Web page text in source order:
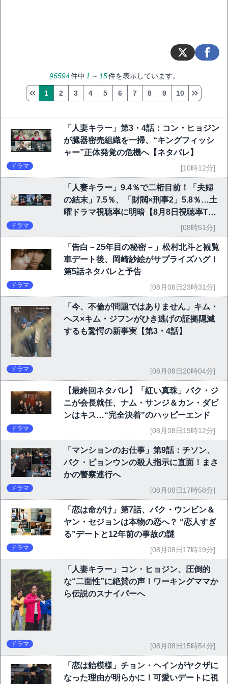
96594件中 1 ～ 15件を表示しています。
1 2 3 4 5 6 7 8 9 10
「人妻キラー」第3・4話：コン・ヒョジン
が臓器密売組織を一掃、“キングフィッシ
ャー”正体発覚の危機へ【ネタバレ】
ドラマ [10時12分]
「人妻キラー」9.4％で二桁目前！「夫婦
の結末」7.5％、「財閥×刑事2」5.8％…土
曜ドラマ視聴率に明暗【8月8日視聴率TO
ドラマ [08時51分]
「告白－25年目の秘密－」松村北斗と観覧
車デート後、岡崎紗絵がサプライズハグ！
第5話ネタバレと予告
ドラマ [08月08日23時31分]
「今、不倫が問題ではありません」キム・
ヘス×キム・ジフンがひき逃げの証拠隠滅
するも驚愕の新事実【第3・4話】
ドラマ [08月08日20時04分]
【最終回ネタバレ】「紅い真珠」パク・ジ
ニが会長就任、ナム・サンジ＆カン・ダビ
ンはキス…“完全決着”のハッピーエンド
ドラマ [08月08日19時12分]
「マンションのお仕事」第9話：チソン、
パク・ビョンウンの殺人指示に直面！まさ
かの警察連行へ
ドラマ [08月08日17時58分]
「恋は命がけ」第7話、パク・ウンビン＆
ヤン・セジョンは本物の恋へ？ “恋人すぎ
る”デートと12年前の事故の謎
ドラマ [08月08日17時19分]
「人妻キラー」コン・ヒョジン、圧倒的
な“二面性”に絶賛の声！ワーキングママか
ら伝説のスナイパーへ
ドラマ [08月08日15時54分]
「恋は飴模様」チョン・ヘインがヤクザに
なった理由が明らかに！可愛いデートに視